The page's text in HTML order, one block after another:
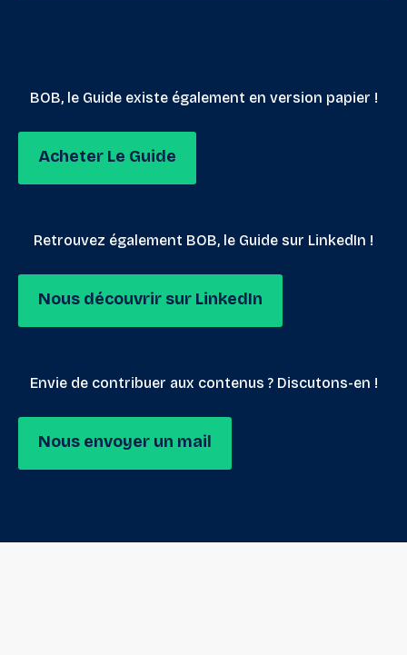
BOB, le Guide existe également en version papier !
Acheter Le Guide
Retrouvez également BOB, le Guide sur LinkedIn !
Nous découvrir sur LinkedIn
Envie de contribuer aux contenus ? Discutons-en !
Nous envoyer un mail